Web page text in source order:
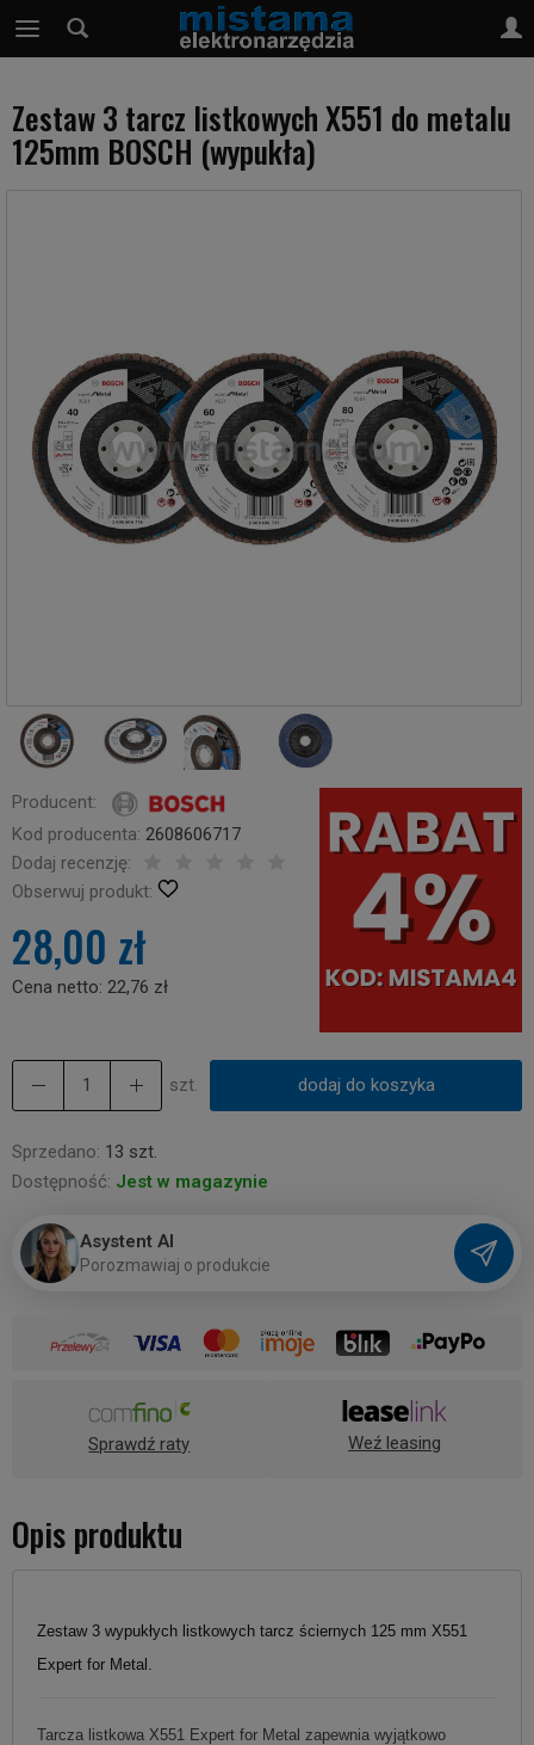
Zestaw 3 tarcz listkowych X551 do metalu
125mm BOSCH (wypukła)
Producent:
Kod producenta: 2608606717
Dodaj recenzję:
Obserwuj produkt:
28,00 zł
Cena netto: 22,76 zł
szt. dodaj do koszyka
Sprzedano: 13 szt.
Dostępność: Jest w magazynie
Asystent AI
Porozmawiaj o produkcie
Sprawdź raty Weź leasing
Opis produktu
Zestaw 3 wypukłych listkowych tarcz ściernych 125 mm X551
Expert for Metal.
Tarcza listkowa X551 Expert for Metal zapewnia wyjątkowo